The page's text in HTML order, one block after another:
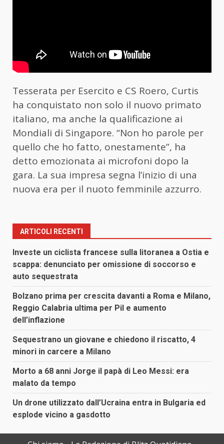
Tesserata per Esercito e CS Roero, Curtis
ha conquistato non solo il nuovo primato
italiano, ma anche la qualificazione ai
Mondiali di Singapore. “Non ho parole per
quello che ho fatto, onestamente”, ha
detto emozionata ai microfoni dopo la
gara. La sua impresa segna l’inizio di una
nuova era per il nuoto femminile azzurro.
ARTICOLI RECENTI
Investe un ciclista francese sulla litoranea a Ostia e
scappa: denunciato per omissione di soccorso e
auto sequestrata
Bolzano prima per crescita davanti a Roma e Milano,
Reggio Calabria ultima per Pil e aumento
dell’inflazione
Sequestrano un giovane e chiedono il riscatto, 4
minori in carcere a Milano
Morto a 68 anni Jorge il papà di Leo Messi: era
malato da tempo
Un drone utilizzato dall’Ucraina entra in Bulgaria ed
esplode vicino a gasdotto